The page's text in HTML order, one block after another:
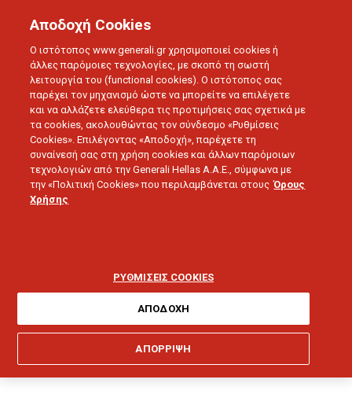
BLOG
ΣΥΝΕΝΤΕΥΞΕΙΣ
GENERALI: ΟΙΚΟΣΥΣΤΗΜΑ ΥΠΗΡΕΣΙΩΝ, ΠΡΟΣΤΑΣΙΑΣ ΚΑΙ
ΑΣΦΑΛΕΙΑΣ
25.11.2019 - 5 λεπτά ανάγνωσης
υπηρεσιών,
προστασίας και
ασφάλειας
Αποδοχή Cookies
Ο ιστότοπος www.generali.gr χρησιμοποιεί cookies ή
άλλες παρόμοιες τεχνολογίες, με σκοπό τη σωστή
λειτουργία του (functional cookies). Ο ιστότοπος σας
παρέχει τον μηχανισμό ώστε να μπορείτε να επιλέγετε
και να αλλάζετε ελεύθερα τις προτιμήσεις σας σχετικά με
τα cookies, ακολουθώντας τον σύνδεσμο «Ρυθμίσεις
Cookies». Επιλέγοντας «Αποδοχή», παρέχετε τη
συναίνεσή σας στη χρήση cookies και άλλων παρόμοιων
τεχνολογιών από την Generali Hellas A.A.E., σύμφωνα με
την «Πολιτική Cookies» που περιλαμβάνεται στους Όρους
Χρήσης
ΡΥΘΜΙΣΕΙΣ COOKIES
ΑΠΟΡΡΙΨΗ
ΑΠΟΔΟΧΗ